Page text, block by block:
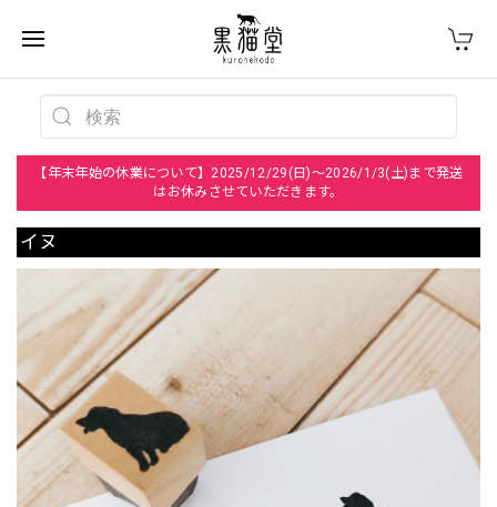
【年末年始の休業について】2025/12/29(日)～2026/1/3(土)まで発送
はお休みさせていただきます。
イヌ